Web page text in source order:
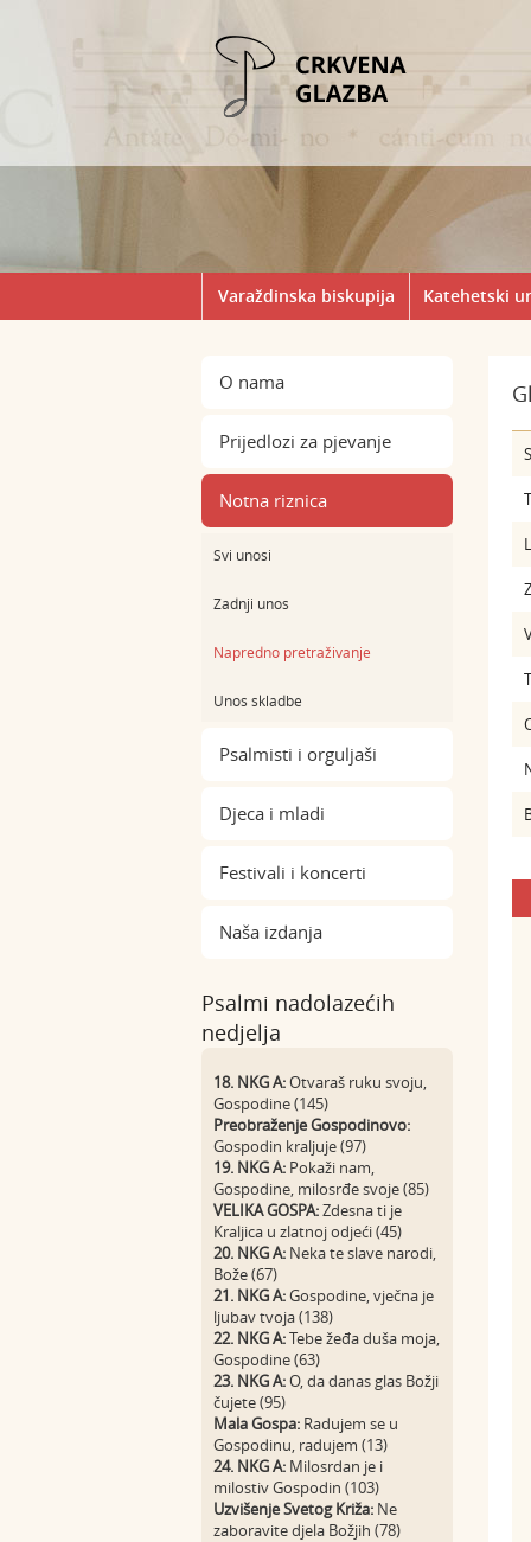
Varaždinska biskupija Katehetski
O nama
Prijedlozi za pjevanje
Notna riznica
Svi unosi
Zadnji unos
Napredno pretraživanje
Unos skladbe
Psalmisti i orguljaši
Djeca i mladi
Festivali i koncerti
Naša izdanja
Psalmi nadolazećih
nedjelja
18. NKG A:Otvaraš ruku svoju,
Gospodine (145)
Preobraženje Gospodinovo:
Gospodin kraljuje (97)
19. NKG A: Pokaži nam,
Gospodine, milosrđe svoje (85)
VELIKA GOSPA:Zdesna ti je
Kraljica u zlatnoj odjeći (45)
20. NKG A: Neka te slave narodi,
Bože (67)
21. NKG A:Gospodine, vječna je
ljubav tvoja (138)
22. NKG A:Tebe žeđa duša moja,
Gospodine (63)
23. NKG A:O, da danas glas Božji
čujete (95)
Mala Gospa: Radujem se u
Gospodinu, radujem (13)
24. NKG A: Milosrdan je i
milostiv Gospodin (103)
Uzvišenje Svetog Križa: Ne
zaboravite djela Božjih (78)